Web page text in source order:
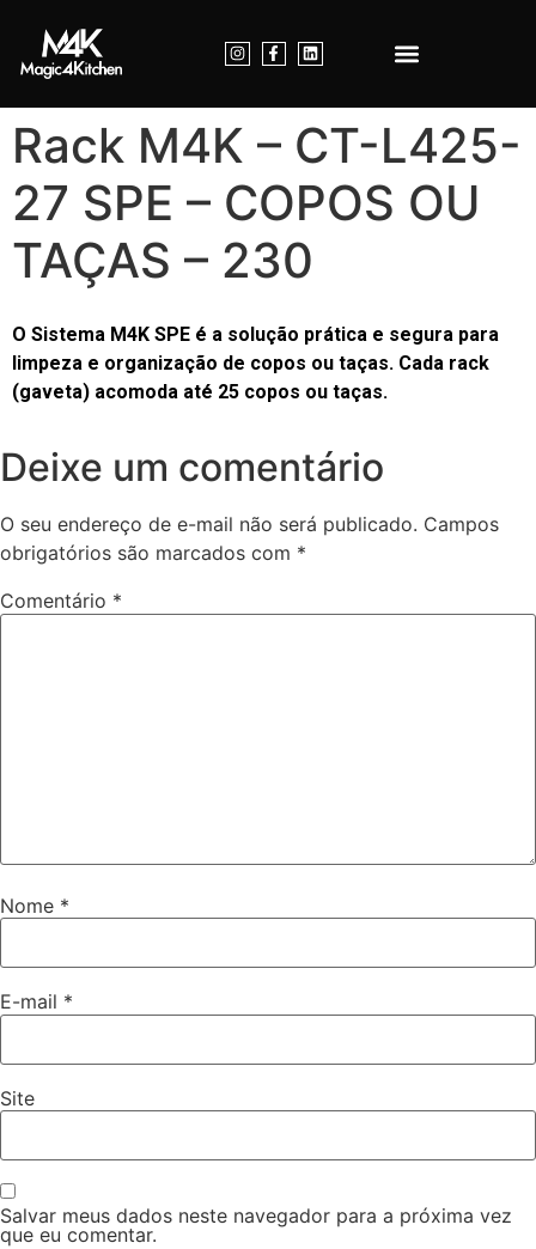
Rack M4K – CT-L425-
27 SPE – COPOS OU
TAÇAS – 230
O Sistema M4K SPE é a solução prática e segura para
limpeza e organização de copos ou taças. Cada rack
(gaveta) acomoda até 25 copos ou taças.
Deixe um comentário
O seu endereço de e-mail não será publicado. Campos
obrigatórios são marcados com *
Comentário *
Nome *
E-mail *
Site
Salvar meus dados neste navegador para a próxima vez
que eu comentar.